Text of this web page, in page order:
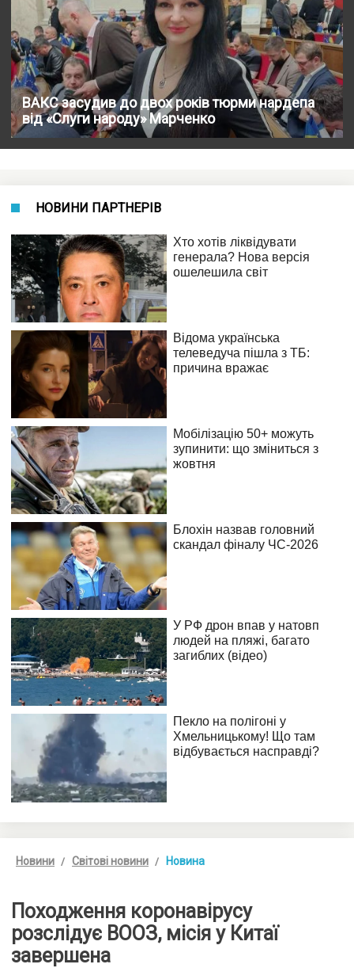
ВАКС засудив до двох років тюрми нардепа
від «Слуги народу» Марченко
НОВИНИ ПАРТНЕРІВ
Новини Світові новини Новина
Походження коронавірусу
розслідує ВООЗ, місія у Китаї
завершена